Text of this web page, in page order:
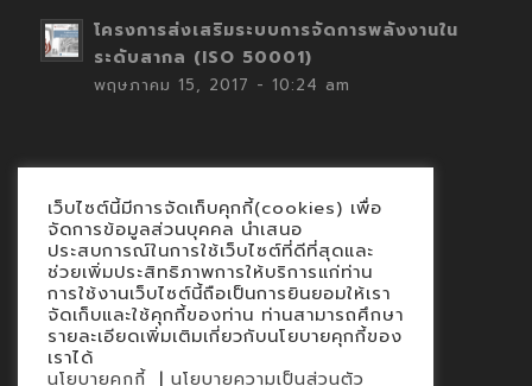
โครงการส่งเสริมระบบการจัดการพลังงานใน
ระดับสากล (ISO 50001)
พฤษภาคม 15, 2017 - 10:24 am
Contact
นโยบายคุกกี้
นโยบายข้อมูลส่วนบุคคล
เว็บไซต์นี้มีการจัดเก็บคุกกี้(cookies) เพื่อ
จัดการข้อมูลส่วนบุคคล นำเสนอ
ประสบการณ์ในการใช้เว็บไซต์ที่ดีที่สุดและ
ช่วยเพิ่มประสิทธิภาพการให้บริการแก่ท่าน
การใช้งานเว็บไซต์นี้ถือเป็นการยินยอมให้เรา
จัดเก็บและใช้คุกกี้ของท่าน ท่านสามารถศึกษา
รายละเอียดเพิ่มเติมเกี่ยวกับนโยบายคุกกี้ของ
เราได้
นโยบายคุกกี้ | นโยบายความเป็นส่วนตัว